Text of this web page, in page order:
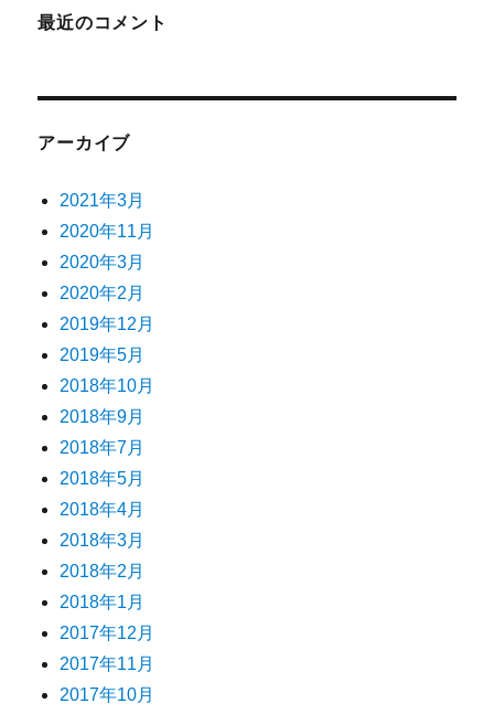
最近のコメント
アーカイブ
2021年3月
2020年11月
2020年3月
2020年2月
2019年12月
2019年5月
2018年10月
2018年9月
2018年7月
2018年5月
2018年4月
2018年3月
2018年2月
2018年1月
2017年12月
2017年11月
2017年10月